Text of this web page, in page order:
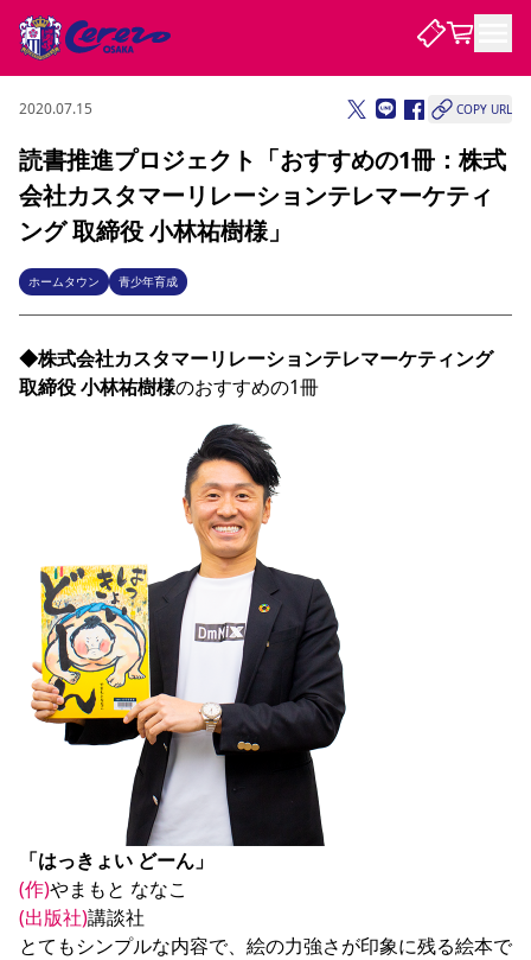
試合・チーム
試合について
試合日程 / 結果 順位表
チームについて
アカデミー
ハナサカプレーヤー
観戦する
チケット
チケット情報 販売スケジュール 価格・席種 購入方法
特定興行入場券 譲渡サービス リセールサービス
観戦ガイド
キッズ向けサービス
ビジターサポーター観戦ガイド
YANMAR HANASAKA STADIUM
DAZNで観戦
DAZNで観戦
アウェイツアー
アウェイツアー
クラブを知る
セレッソ大阪について
クラブ紹介 沿革 シーズン記録 求人情報
セレッソ大阪VISAカード
セレッソアイデアちょうだいな 応援商店街
Lise（ライセンスビジネス）
サステナビリティ
サステナビリティポリシー SDGsのゴール インパクトレポート
活動レポート SPORT POSITIVE LEAGUES 取り組み実績
スポーツクラブ
スポーツクラブ
セレッソフットサルパーク
セレッソフットサルパーク長居
セレッソスポーツパーク舞洲
YANMAR HANASAKA STADIUM
セレッソ大阪アカデミー
子供のサッカースクール
大人のサッカースクール
ファンクラブ
SAKURA POINT Program
会員規定 婚姻届・出生届・命名書
すべて チーム グッズ チケット イベント
ホームタウン パートナー スポーツクラブ
アカデミー
2020.07.15 COPY URL
読書推進プロジェクト「おすすめの1冊：株式
会社カスタマーリレーションテレマーケティ
ング 取締役 小林祐樹様」
ホームタウン 青少年育成
◆株式会社カスタマーリレーションテレマーケティング
取締役 小林祐樹様
「はっきょい どーん」
(作)
(出版社)講談社
とてもシンプルな内容で、絵の力強さが印象に残る絵本で